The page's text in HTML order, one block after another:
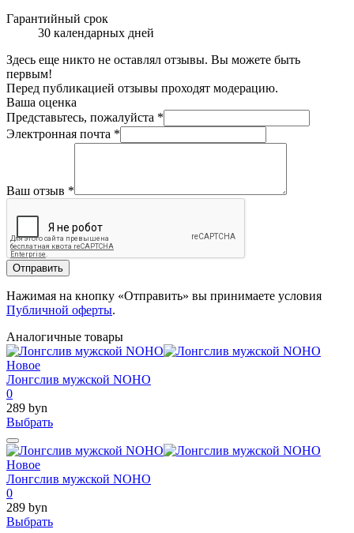
Гарантийный срок
30 календарных дней
Здесь еще никто не оставлял отзывы. Вы можете быть
первым!
Перед публикацией отзывы проходят модерацию.
Ваша оценка
Представьтесь, пожалуйста *
Электронная почта *
Ваш отзыв *
Отправить
Нажимая на кнопку «Отправить» вы принимаете условия
Публичной оферты.
Аналогичные товары
Новое
Лонгслив мужской NOHO
0
289 byn
Выбрать
Новое
Лонгслив мужской NOHO
0
289 byn
Выбрать